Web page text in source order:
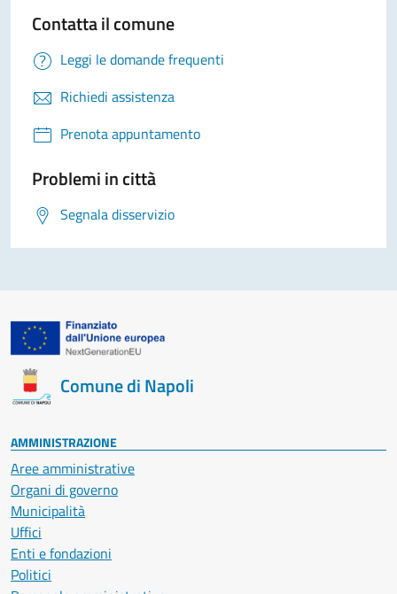
Contatta il comune
Leggi le domande frequenti
Richiedi assistenza
Prenota appuntamento
Problemi in città
Segnala disservizio
Comune di Napoli
AMMINISTRAZIONE
Aree amministrative
Organi di governo
Municipalità
Uffici
Enti e fondazioni
Politici